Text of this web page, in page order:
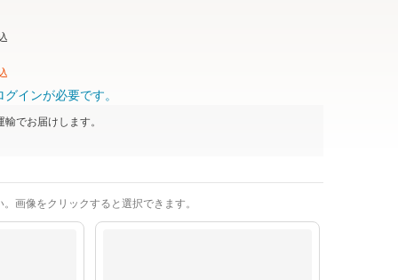
インが必要です。
輸でお届けします。
画像をクリックすると選択できます。